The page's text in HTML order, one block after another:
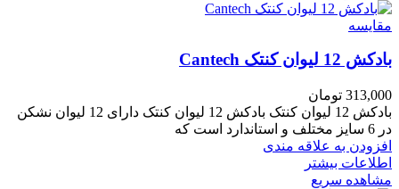
مقایسه
بادکش 12 لیوان کنتک Cantech
313,000 تومان
بادکش 12 لیوان کنتک بادکش 12 لیوان کنتک دارای 12 لیوان نشکن
در 6 سایز مختلف و استاندارد است که
افزودن به علاقه مندی
اطلاعات بیشتر
مشاهده سریع